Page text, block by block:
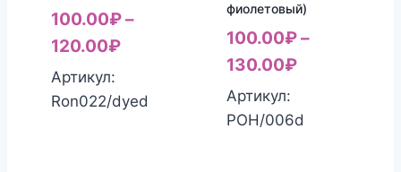
100.00₽–
120.00₽
Артикул:
Ron022/dyed
фиолетовый)
100.00₽–
130.00₽
Артикул:
РОН/006d